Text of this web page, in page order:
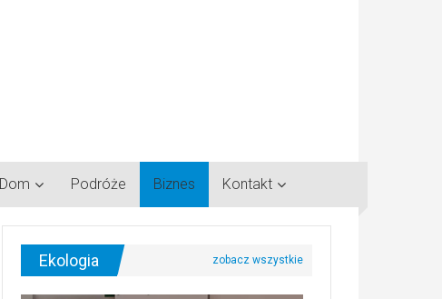
Dom Podróże Biznes Kontakt
Ekologia